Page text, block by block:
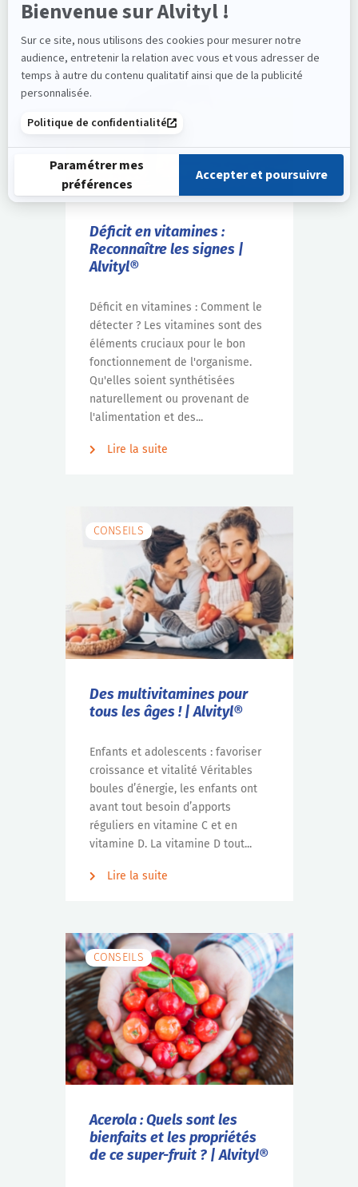
CONSEILS
Déficit en vitamines :
Reconnaître les signes |
Alvityl®
Déficit en vitamines : Comment le
détecter ? Les vitamines sont des
éléments cruciaux pour le bon
fonctionnement de l'organisme.
Qu'elles soient synthétisées
naturellement ou provenant de
l'alimentation et des...
Lire la suite
CONSEILS
Des multivitamines pour
tous les âges ! | Alvityl®
Enfants et adolescents : favoriser
croissance et vitalité Véritables
boules d’énergie, les enfants ont
avant tout besoin d’apports
réguliers en vitamine C et en
vitamine D. La vitamine D tout...
Lire la suite
CONSEILS
Acerola : Quels sont les
bienfaits et les propriétés
de ce super-fruit ? | Alvityl®